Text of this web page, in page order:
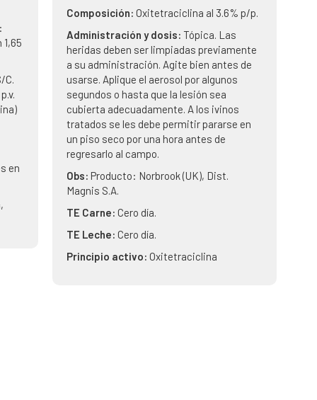
C.
en
Composición: Oxitetraciclina al 3.6% p/p.
Administración y dosis: Tópica. Las
heridas deben ser limpiadas previamente
a su administración. Agite bien antes de
usarse. Aplique el aerosol por algunos
segundos o hasta que la lesión sea
cubierta adecuadamente. A los ivinos
tratados se les debe permitir pararse en
un piso seco por una hora antes de
regresarlo al campo.
Obs: Producto: Norbrook (UK), Dist.
Magnis S.A.
TE Carne: Cero día.
TE Leche: Cero día.
Principio activo: Oxitetraciclina